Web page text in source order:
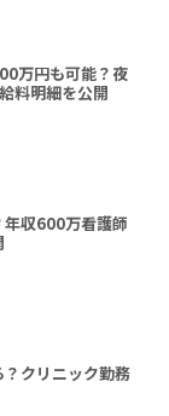
万円も可能？夜
料明細を公開
年収600万看護師
クリニック勤務